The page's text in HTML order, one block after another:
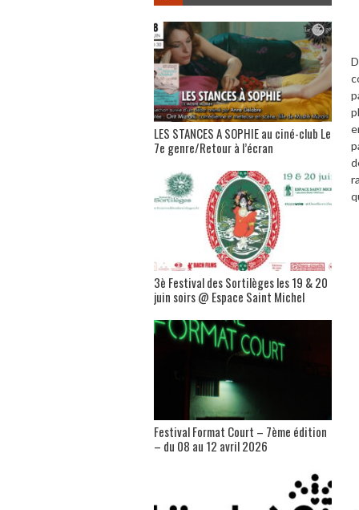
LES STANCES A SOPHIE au ciné-club Le
7e genre/Retour à l’écran
3è Festival des Sortilèges les 19 & 20
juin soirs @ Espace Saint Michel
Festival Format Court – 7ème édition
– du 08 au 12 avril 2026